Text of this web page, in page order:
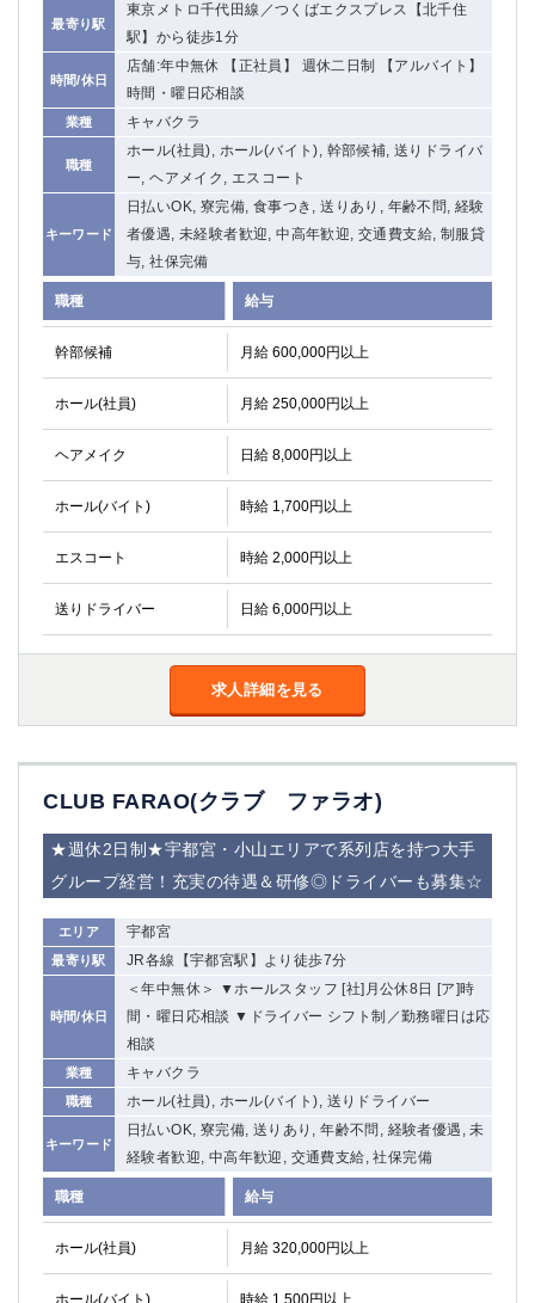
最寄り駅
東京メトロ千代田線／つくばエクスプレス【北千住
駅】から徒歩1分
時間/休日
店舗:年中無休 【正社員】 週休二日制 【アルバイト】
時間・曜日応相談
業種 キャバクラ
職種
ホール(社員), ホール(バイト), 幹部候補, 送りドライバ
ー, ヘアメイク, エスコート
キーワード
日払いOK, 寮完備, 食事つき, 送りあり, 年齢不問, 経験
者優遇, 未経験者歓迎, 中高年歓迎, 交通費支給, 制服貸
与, 社保完備
職種 給与
幹部候補 月給 600,000円以上
ホール(社員) 月給 250,000円以上
ヘアメイク 日給 8,000円以上
ホール(バイト) 時給 1,700円以上
エスコート 時給 2,000円以上
送りドライバー 日給 6,000円以上
求人詳細を見る
CLUB FARAO(クラブ ファラオ)
★週休2日制★宇都宮・小山エリアで系列店を持つ大手
グループ経営！充実の待遇＆研修◎ドライバーも募集☆
エリア 宇都宮
最寄り駅 JR各線【宇都宮駅】より徒歩7分
時間/休日
＜年中無休＞ ▼ホールスタッフ [社]月公休8日 [ア]時
間・曜日応相談 ▼ドライバー シフト制／勤務曜日は応
相談
業種 キャバクラ
職種 ホール(社員), ホール(バイト), 送りドライバー
キーワード
日払いOK, 寮完備, 送りあり, 年齢不問, 経験者優遇, 未
経験者歓迎, 中高年歓迎, 交通費支給, 社保完備
職種 給与
ホール(社員) 月給 320,000円以上
ホール(バイト) 時給 1,500円以上
宇都宮
東武宇都宮（宇都宮西口）
茨城県
土浦 ひたち野うしく
該当求人 選択した内容で設定